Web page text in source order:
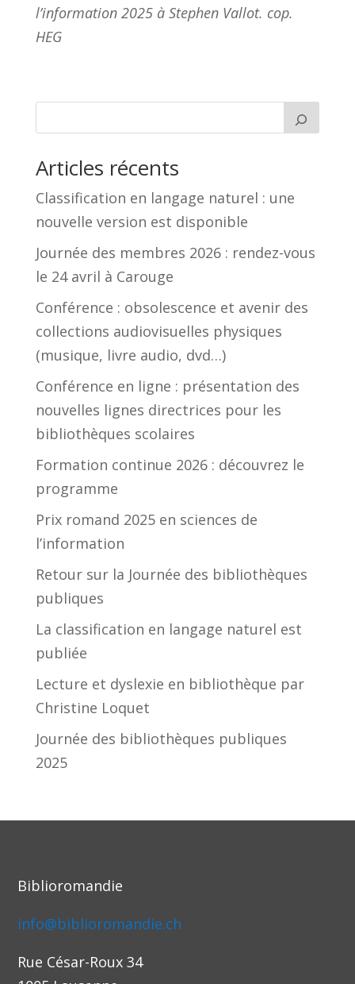
l’information 2025 à Stephen Vallot. cop.
HEG
Articles récents
Classification en langage naturel : une
nouvelle version est disponible
Journée des membres 2026 : rendez-vous
le 24 avril à Carouge
Conférence : obsolescence et avenir des
collections audiovisuelles physiques
(musique, livre audio, dvd…)
Conférence en ligne : présentation des
nouvelles lignes directrices pour les
bibliothèques scolaires
Formation continue 2026 : découvrez le
programme
Prix romand 2025 en sciences de
l’information
Retour sur la Journée des bibliothèques
publiques
La classification en langage naturel est
publiée
Lecture et dyslexie en bibliothèque par
Christine Loquet
Journée des bibliothèques publiques
2025
Biblioromandie
info@biblioromandie.ch
Rue César-Roux 34